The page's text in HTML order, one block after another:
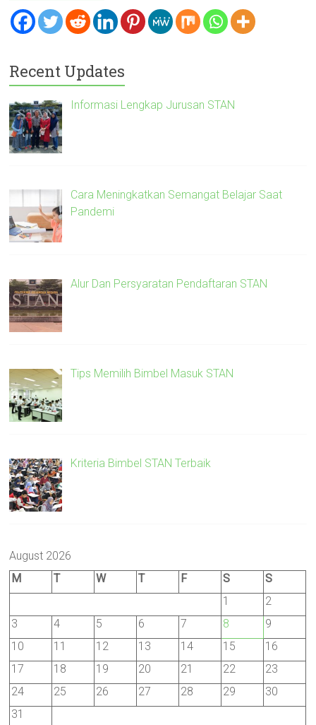
Recent Updates
Informasi Lengkap Jurusan STAN
Cara Meningkatkan Semangat Belajar Saat
Pandemi
Alur Dan Persyaratan Pendaftaran STAN
Tips Memilih Bimbel Masuk STAN
Kriteria Bimbel STAN Terbaik
August 2026
M
T W T F S
S
1
2
3
4 5 6 7 8
9
10
11 12 13 14 15
16
17
18 19 20 21 22
23
24
25 26 27 28 29
30
31